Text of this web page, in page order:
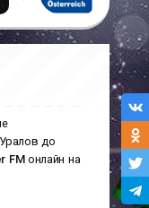
до
FMонлайн на